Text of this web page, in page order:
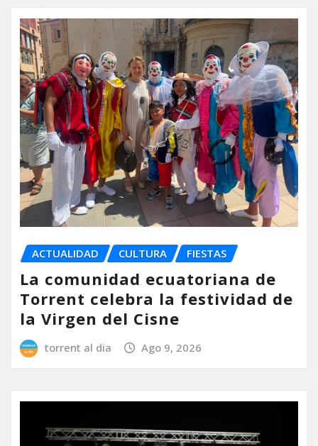
ACTUALIDAD CULTURA FIESTAS
La comunidad ecuatoriana de
Torrent celebra la festividad de
la Virgen del Cisne
torrent al dia Ago 9, 2026